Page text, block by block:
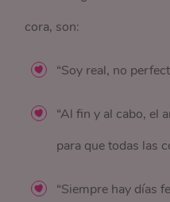
cora, son:
“Soy real, no
“Al fin y al cabo, el
para que todas las
“Siempre hay días